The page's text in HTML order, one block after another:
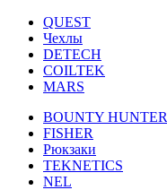
QUEST
Чехлы
DETECH
COILTEK
MARS
BOUNTY HUNTER
FISHER
Рюкзаки
TEKNETICS
NEL